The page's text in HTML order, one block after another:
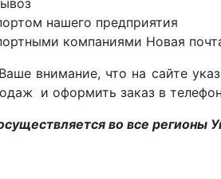
нашего предприятия
компаниями Новая
внимание, что на сайте
и оформить заказ в
во все